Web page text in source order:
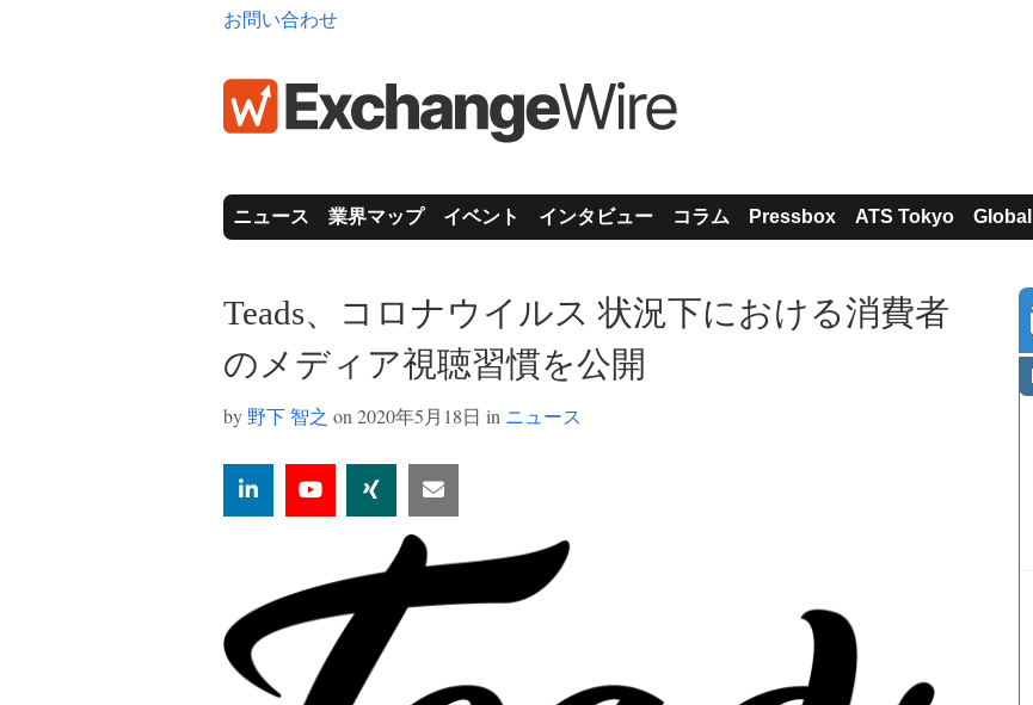
お問い合わせ
ニュース 業界マップ イベント インタビュー コラム Pressbox ATS Tokyo Global
Teads、コロナウイルス 状況下における消費者
のメディア視聴習慣を公開
by 野下 智之 on 2020年5月18日 in ニュース